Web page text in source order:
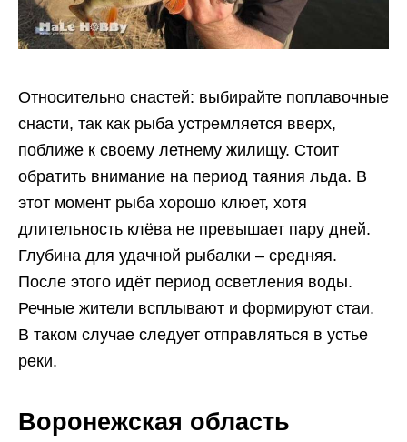
Относительно снастей: выбирайте поплавочные
снасти, так как рыба устремляется вверх,
поближе к своему летнему жилищу. Стоит
обратить внимание на период таяния льда. В
этот момент рыба хорошо клюет, хотя
длительность клёва не превышает пару дней.
Глубина для удачной рыбалки – средняя.
После этого идёт период осветления воды.
Речные жители всплывают и формируют стаи.
В таком случае следует отправляться в устье
реки.
Воронежская область